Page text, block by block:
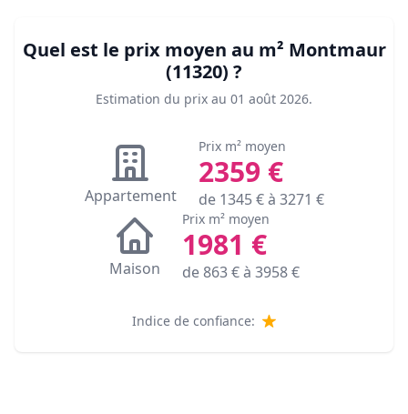
Quel est le prix moyen au m² Montmaur
(11320) ?
Estimation du prix au 01 août 2026.
Appartement
Prix m² moyen
2359 €
de 1345€ à 3271 €
Maison
Prix m² moyen
1981 €
de863€ à 3958€
Indice de confiance: